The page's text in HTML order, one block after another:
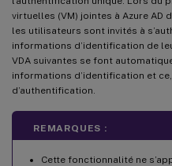
virtuelles (VM) jointes à Azure AD
les utilisateurs sont invités à
informations d’identification de
VDA suivantes se font
informations d’identification et ce,
d’authentification.
REMARQUES :
Cette fonctionnalité ne